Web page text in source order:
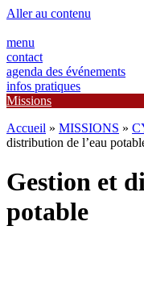
Aller au contenu
menu
contact
agenda des événements
infos pratiques
Missions
Accueil » MISSIONS »
distribution de l’eau
Gestion et
potable